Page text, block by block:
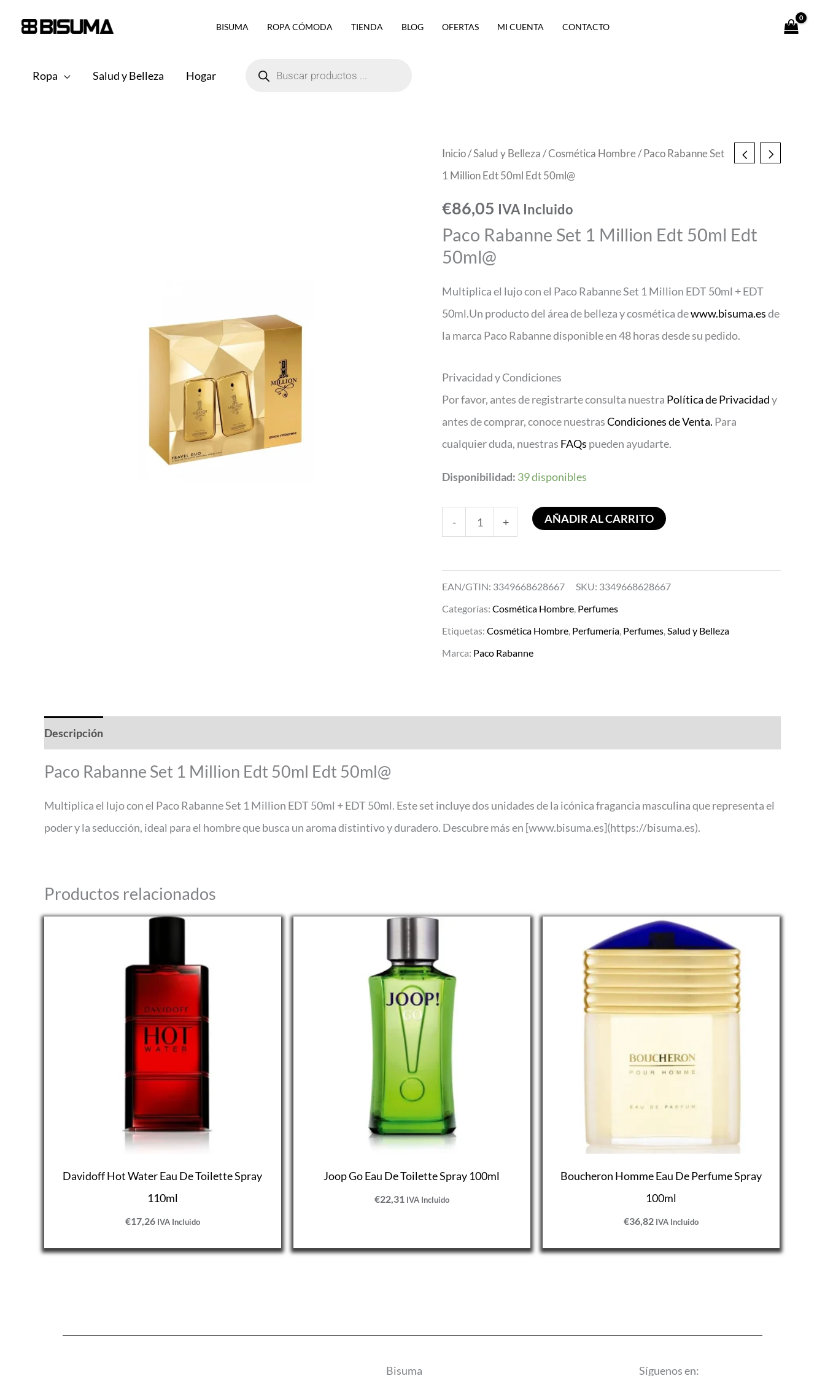
BISUMA ROPA CÓMODA TIENDA BLOG OFERTAS MI CUENTA CONTACTO
Ropa Salud y Belleza Hogar
productos
Inicio/Salud y Belleza /Cosmética Hombre/ Paco Rabanne Set
1 Million Edt 50ml Edt 50ml@
€86,05 IVA Incluido
Paco Rabanne Set 1 Million Edt 50ml Edt
50ml@
Multiplica el lujo con el Paco Rabanne Set 1 Million EDT 50ml + EDT
50ml.Un producto del área de belleza y cosmética dewww.bisuma.esde
la marca Paco Rabanne disponible en 48 horas desde su pedido.
Privacidad y Condiciones
Por favor, antes de registrarte consulta nuestra Política de Privacidady
antes de comprar, conoce nuestrasCondiciones de Venta. Para
cualquier duda, nuestras FAQs pueden ayudarte.
Disponibilidad: 39 disponibles
-
Paco
Rabanne
Million
Edt
50ml
Edt
50ml@
+ AÑADIR AL CARRITO
EAN/GTIN: 3349668628667 SKU: 3349668628667
Categorías: Cosmética Hombre, Perfumes
Etiquetas: Cosmética Hombre, Perfumería, Perfumes,Salud y Belleza
Marca: Paco Rabanne
Descripción
Paco Rabanne Set 1 Million Edt 50ml Edt 50ml@
Multiplica el lujo con el Paco Rabanne Set 1 Million EDT 50ml + EDT 50ml. Este set incluye dos unidades de la icónica fragancia masculina que representa el
poder y la seducción, ideal para el hombre que busca un aroma distintivo y duradero. Descubre más en [www.bisuma.es](https://bisuma.es).
Productos relacionados
Davidoff Hot Water Eau De Toilette Spray
110ml
€17,26 IVA Incluido
Joop Go Eau De Toilette Spray 100ml
€22,31 IVA Incluido
Boucheron Homme Eau De Perfume Spray
100ml
€36,82 IVA Incluido
Bisuma Síguenos en: